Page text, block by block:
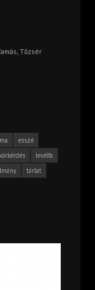
Tőzsér
esszé
körkérdés
levélfa
tárlat